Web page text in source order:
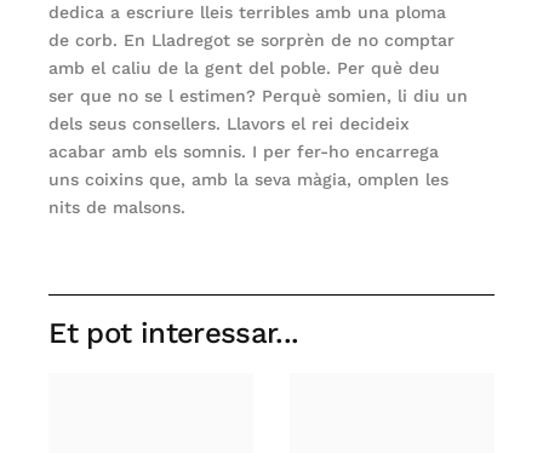
dedica a escriure lleis terribles amb una ploma
de corb. En Lladregot se sorprèn de no comptar
amb el caliu de la gent del poble. Per què deu
ser que no se l estimen? Perquè somien, li diu un
dels seus consellers. Llavors el rei decideix
acabar amb els somnis. I per fer-ho encarrega
uns coixins que, amb la seva màgia, omplen les
nits de malsons.
Et pot interessar...